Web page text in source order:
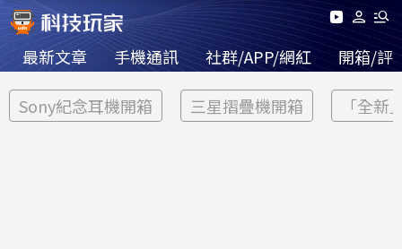
最新文章 手機通訊 社群/APP/網紅 開箱/評
Sony紀念耳機開箱 三星摺疊機開箱 「全新